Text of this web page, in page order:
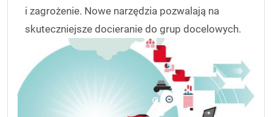
i zagrożenie. Nowe narzędzia pozwalają na
skuteczniejsze docieranie do grup docelowych.